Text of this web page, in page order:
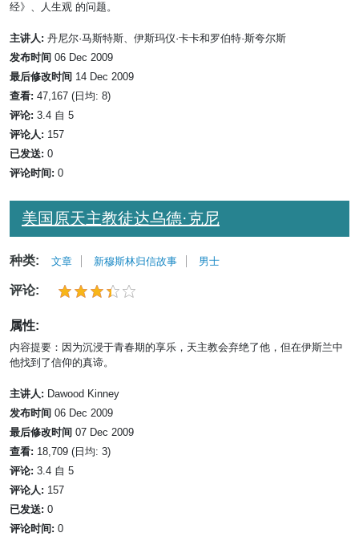
经》、人生观 的问题。
主讲人: 丹尼尔·马斯特斯、伊斯玛仪·卡卡和罗伯特·斯夸尔斯
发布时间 06 Dec 2009
最后修改时间 14 Dec 2009
查看: 47,167 (日均: 8)
评论: 3.4 自 5
评论人: 157
已发送: 0
评论时间: 0
美国原天主教徒达乌德·克尼
种类: 文章 新穆斯林归信故事 男士
评论:
属性:
内容提要：因为沉浸于青春期的享乐，天主教会弃绝了他，但在伊斯兰中
他找到了信仰的真谛。
主讲人: Dawood Kinney
发布时间 06 Dec 2009
最后修改时间 07 Dec 2009
查看: 18,709 (日均: 3)
评论: 3.4 自 5
评论人: 157
已发送: 0
评论时间: 0